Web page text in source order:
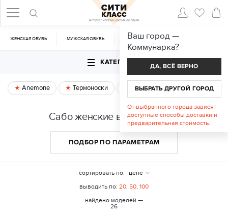
ЖЕНСКАЯ ОБУВЬ МУЖСКАЯ ОБУВЬ CУМКИ
КАТЕГОРИИ
Anemone Термоноски Спецпредложение
Сабо женские в Коммунарке
ПОДБОР ПО ПАРАМЕТРАМ
сортировать по:
цене
выводить по: 20, 50, 100
найдено моделей —
26
Ваш город —
Коммунарка?
ДА, ВСЁ ВЕРНО
ВЫБРАТЬ ДРУГОЙ ГОРОД
От выбранного города зависят
доступные способы доставки и
предварительная стоимость.